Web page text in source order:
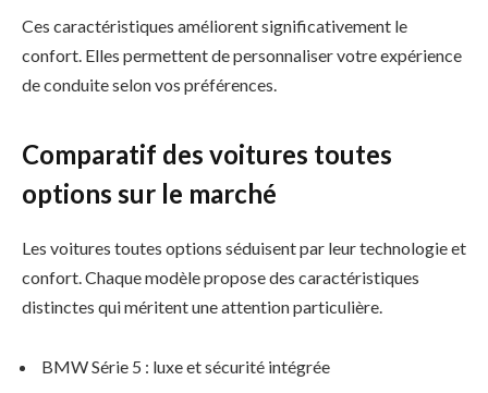
Ces caractéristiques améliorent significativement le
confort. Elles permettent de personnaliser votre expérience
de conduite selon vos préférences.
Comparatif des voitures toutes
options sur le marché
Les voitures toutes options séduisent par leur technologie et
confort. Chaque modèle propose des caractéristiques
distinctes qui méritent une attention particulière.
BMW Série 5 : luxe et sécurité intégrée